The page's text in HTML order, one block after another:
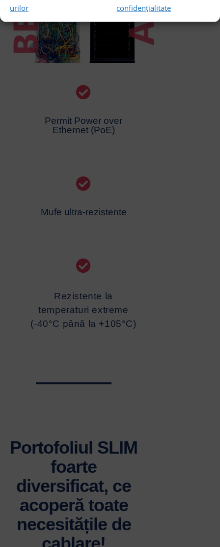
urilor
confidențialitate
Permit Power over
Ethernet (PoE)
Mufe ultra-rezistente
Rezistente la
temperaturi extreme
(-40°C până la +105°C)
Portofoliul SLIM
foarte
diversificat, ce
acoperă toate
necesitățile de